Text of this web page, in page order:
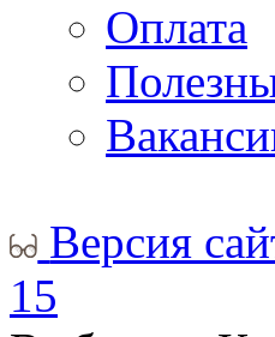
Оплата
Версия
15